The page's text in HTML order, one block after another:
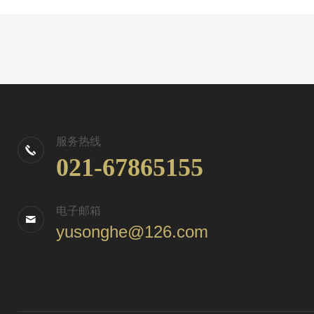
服务热线
021-67865155
电子邮箱
yusonghe@126.com